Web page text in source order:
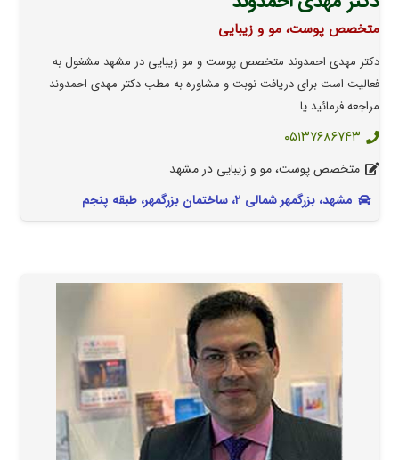
متخصص پوست، مو و زیبایی
دکتر مهدی احمدوند متخصص پوست و مو زیبایی در مشهد مشغول به
فعالیت است برای دریافت نوبت و مشاوره به مطب دکتر مهدی احمدوند
مراجعه فرمائید یا…
۰۵۱۳۷۶۸۶۷۴۳
متخصص پوست، مو و زیبایی در مشهد
مشهد، بزرگمهر شمالی ۲، ساختمان بزرگمهر، طبقه پنجم